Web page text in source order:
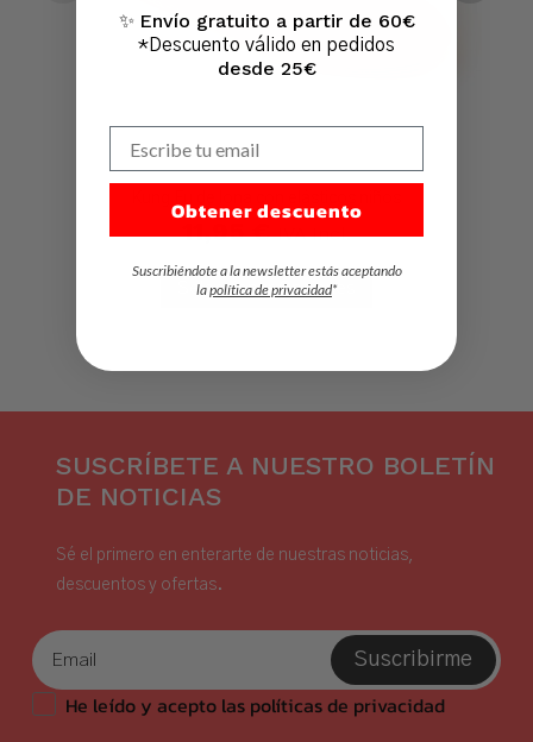
11,95€ IVA Incl.
Seleccionar Opciones
SUSCRÍBETE A NUESTRO BOLETÍN
DE NOTICIAS
Sé el primero en enterarte de nuestras noticias,
descuentos y ofertas.
Suscribirme
He leído y acepto las políticas de privacidad
✨ Envío gratuito a partir de 60€
*Descuento válido en pedidos
desde 25€
Obtener descuento
Suscribiéndote a la newsletter estás aceptando
lapolítica de privacidad*